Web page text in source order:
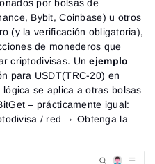
por bolsas de
Bybit, Coinbase) u otros
(y la verificación obligatoria),
de monederos que
criptodivisas. Unejemplo
para USDT(TRC-20) en
se aplica a otras bolsas
– prácticamente igual:
/ red → Obtenga la